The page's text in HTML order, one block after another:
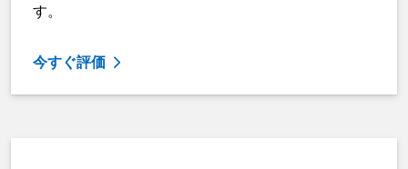
す。
今すぐ評価